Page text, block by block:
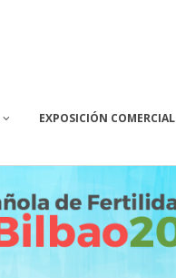
EXPOSICIÓN COMERCIAL